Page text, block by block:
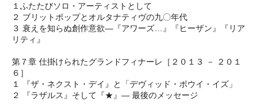
１ふたたびソロ・アーティストとして
２ ブリットポップとオルタナティヴの九〇年代
３ 衰えを知らぬ創作意欲―『アワーズ…』『ヒーザン』『リア
リティ』
第７章 仕掛けられたグランドフィナーレ［２０１３ － ２０１
６］
１ 『ザ・ネクスト・デイ』と「デヴィッド・ボウイ・イズ」
２ 『ラザルス』そして『★』― 最後のメッセージ